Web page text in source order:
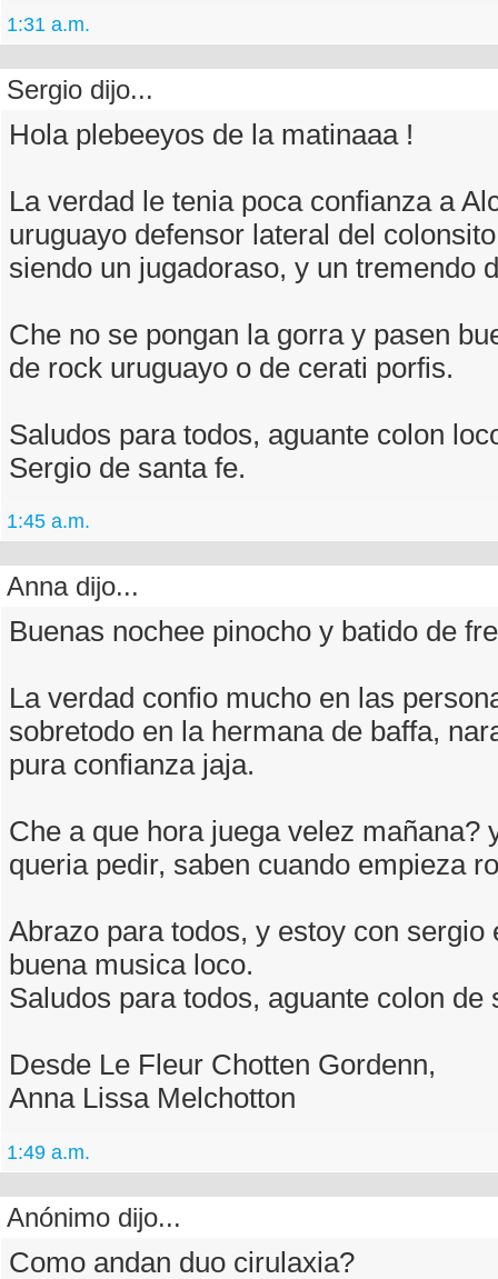
1:31 a.m.
Sergio dijo...
Hola plebeeyos de la matinaaa !
La verdad le tenia poca confianza a
uruguayo defensor lateral del
siendo un jugadoraso, y un tremendo
Che no se pongan la gorra y pasen
de rock uruguayo o de cerati porfis.
Saludos para todos, aguante colon
Sergio de santa fe.
1:45 a.m.
Anna dijo...
Buenas nochee pinocho y batido de
La verdad confio mucho en las
sobretodo en la hermana de baffa,
pura confianza jaja.
Che a que hora juega velez mañana?
queria pedir, saben cuando empieza
Abrazo para todos, y estoy con sergio
buena musica loco.
Saludos para todos, aguante colon de
Desde Le Fleur Chotten Gordenn,
Anna Lissa Melchotton
1:49 a.m.
Anónimo dijo...
Como andan duo cirulaxia?